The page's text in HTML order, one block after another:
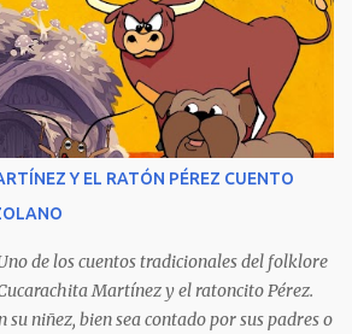
se transformó en un autentico Bestseller
tres ediciones por su
y detalla, cambiando los nombres de los
que conmocionaron a la sociedad
autores quedaron en libertad, pese a
e indicios suficientes de culpabilidad. La
del poder judicial y de la sociedad
Y EL RATÓN PÉREZ CUENTO
de los cuentos tradicionales del folklore
Martínez y el ratoncito Pérez.
su niñez, bien sea contado por sus padres o